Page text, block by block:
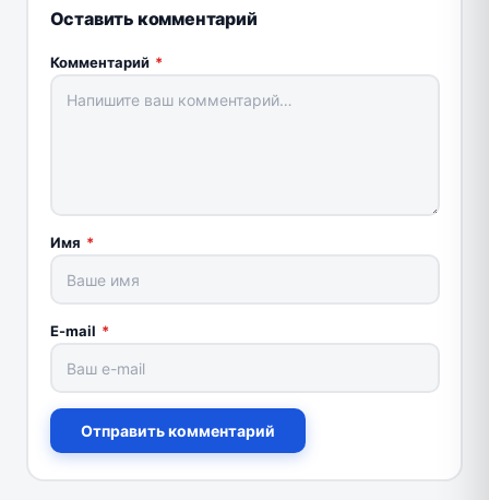
Оставить комментарий
Комментарий *
Имя *
E-mail *
Отправить комментарий